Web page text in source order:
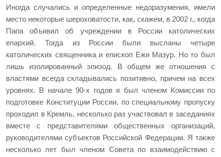
Иногда случались и определенные недоразумения, имели
место некоторые шероховатости, как, скажем, в 2002 г., когда
Папа объявил об учреждении в России католических
епархий. Тогда из России были высланы четыре
католических священника и епископ Ежи Мазур. Но то был
лишь изолированный эпизод. В общем же отношения с
властями всегда складывались позитивно, причем на всех
уровнях. В начале 90-х годов я был членом Комиссии по
подготовке Конституции России, по специальному пропуску
проходил в Кремль, несколько раз участвовал в заседаниях
вместе с представителями общественных организаций,
руководителями субъектов Российской Федерации. Я также
несколько лет был членом Совета по взаимодействию с